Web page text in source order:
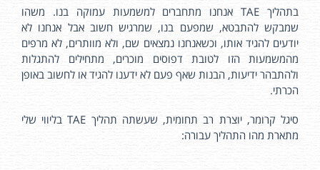
בתהליך TAE אנחנו מתחברים למשמעות עמוקה בנו. משהו
שמבקש להתבטא, שמפעם בנו, שמרגיש חשוב אבל אנחנו לא
יודעים להגיד אותו, וכשאנחנו נמצאים שם, ולא מוותרים, לא מרפים
מהמשמעות הזו לטובת דפוסים מוכרים, מתחילים להתגלות
ולהתבהר ידיעות, הבנות שאף פעם לא ידענו להגיד או לחשוב באופן
הכרתי.
סיגל קרומר, יוצרת רב תחומית, שעשתה תהליך TAE בליווי שלי
מתארת מהו התהליך עבורה: